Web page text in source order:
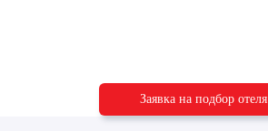
Заявка на подбор отеля